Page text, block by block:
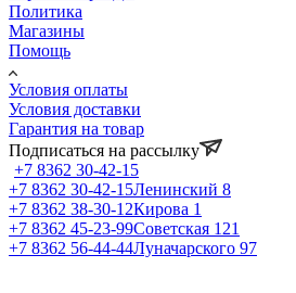
Политика
Магазины
Помощь
Условия оплаты
Условия доставки
Гарантия на товар
Подписаться на рассылку
+7 8362 30-42-15
+7 8362 30-42-15Ленинский 8
+7 8362 38-30-12Кирова 1
+7 8362 45-23-99Советская 121
+7 8362 56-44-44Луначарского 97